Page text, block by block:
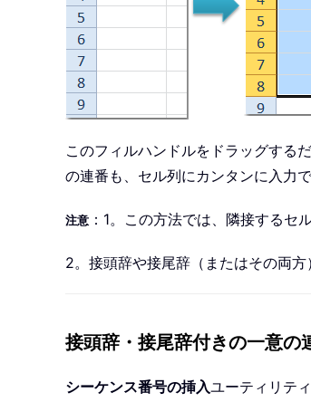
このフィルハンドルをドラッグする
の連番も、セル列にカンタンに入力で
注意 ：1。この方法では、隣接するセ
2。接頭辞や接尾辞（またはその両
接頭辞・接尾辞付きの一意の
シーケンス番号の挿入ユーティリテ